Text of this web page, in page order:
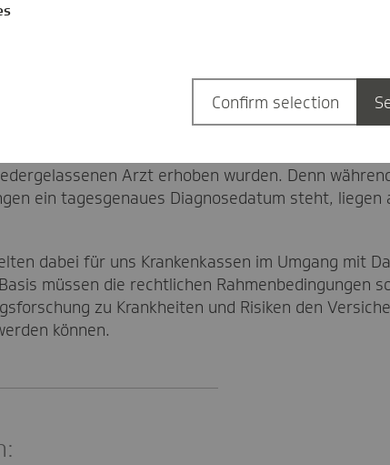
dokumentieren
in einem ersten Schritt die gesetzlichen
Zudem sollten alle Diagnoseangaben
werden. Das hieße, dass Daten präzise genutzt
Arzt erhoben wurden. Denn
ein tagesgenaues Diagnosedatum steht,
dabei für uns Krankenkassen im Umgang mit
müssen die rechtlichen Rahmenbedingungen
zu Krankheiten und Risiken den
können.
Confirm selection